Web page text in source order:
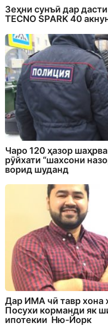
Зеҳни сунъӣ дар
TECNO SPARK 40
Чаро 120 ҳазор
рӯйхати “шахсони
ворид шуданд
Дар ИМА чӣ тавр хона
Посухи корманди як
ипотекии Ню-Йорк